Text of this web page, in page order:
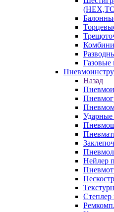
Назад
Ударные
Нейлер
Степлер